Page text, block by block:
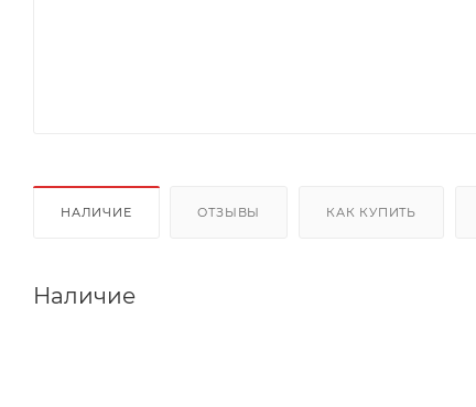
НАЛИЧИЕ ОТЗЫВЫ КАК КУПИТЬ
Наличие